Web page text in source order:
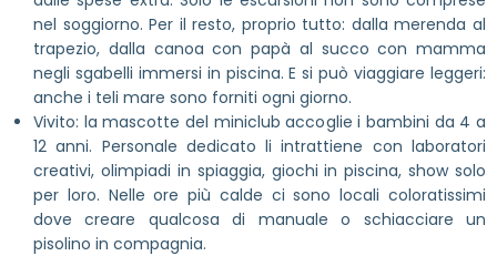
nel soggiorno. Per il resto, proprio tutto: dalla merenda al
trapezio, dalla canoa con papà al succo con mamma
negli sgabelli immersi in piscina. E si può viaggiare leggeri:
anche i teli mare sono forniti ogni giorno.
Vivito: la mascotte del miniclub accoglie i bambini da 4 a
12 anni. Personale dedicato li intrattiene con laboratori
creativi, olimpiadi in spiaggia, giochi in piscina, show solo
per loro. Nelle ore più calde ci sono locali coloratissimi
dove creare qualcosa di manuale o schiacciare un
pisolino in compagnia.